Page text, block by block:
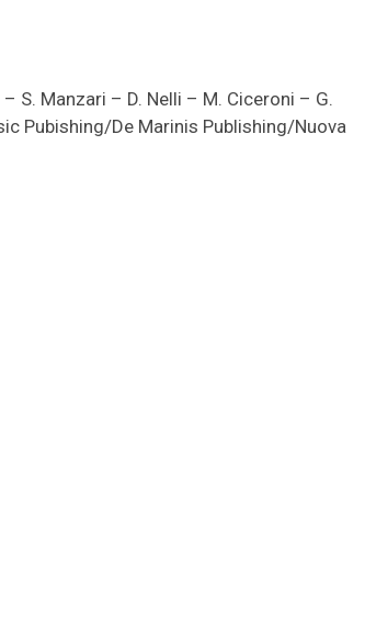
S. Manzari – D. Nelli – M. Ciceroni – G.
Pubishing/De Marinis Publishing/Nuova